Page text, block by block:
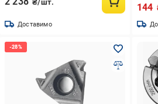
₴/шт.
Доставимо
144